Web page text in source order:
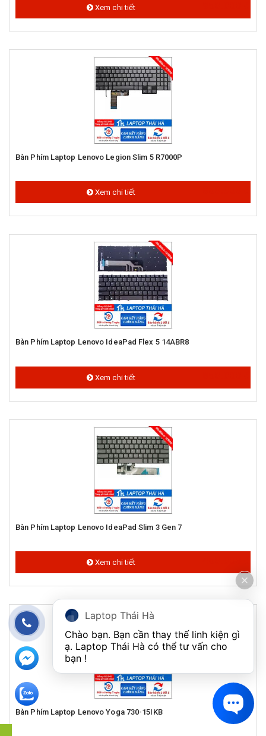
Xem chi tiết
Bàn Phím Laptop Lenovo Legion Slim 5 R7000P
Xem chi tiết
Bàn Phím Laptop Lenovo IdeaPad Flex 5 14ABR8
Xem chi tiết
Bàn Phím Laptop Lenovo IdeaPad Slim 3 Gen 7
Xem chi tiết
Bàn Phím Laptop Lenovo Yoga 730-15IKB
Laptop Thái Hà
Chào bạn. Bạn cần thay thế linh kiện gì
ạ. Laptop Thái Hà có thể tư vấn cho
bạn !